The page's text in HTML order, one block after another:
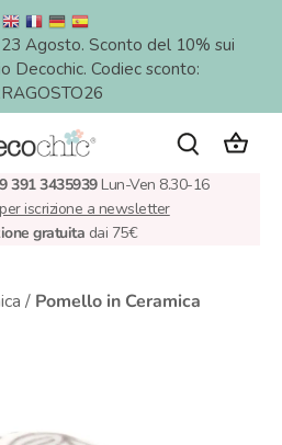
Agosto. Sconto del 10% sui
Decochic. Codiec sconto:
391 3435939Lun-Ven 8.30-16
per iscrizione a newsletter
gratuita dai 75€
/ Pomello in Ceramica